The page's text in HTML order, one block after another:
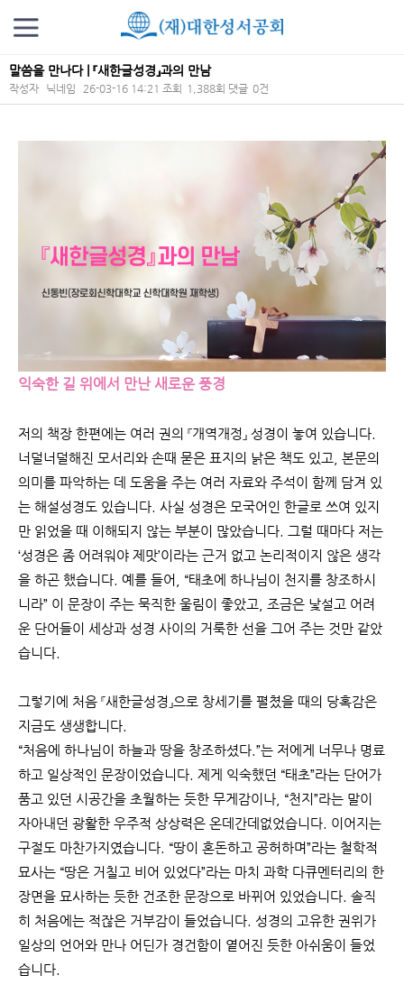
말씀을 만나다 | 『새한글성경』과의 만남
작성자 닉네임 26-03-16 14:21 조회 1,388회 댓글 0건
본문
익숙한 길 위에서 만난 새로운 풍경
저의 책장 한편에는 여러 권의 『개역개정』 성경이 놓여 있습니다.
너덜너덜해진 모서리와 손때 묻은 표지의 낡은 책도 있고, 본문의
의미를 파악하는 데 도움을 주는 여러 자료와 주석이 함께 담겨 있
는 해설성경도 있습니다. 사실 성경은 모국어인 한글로 쓰여 있지
만 읽었을 때 이해되지 않는 부분이 많았습니다. 그럴 때마다 저는
‘성경은 좀 어려워야 제맛’이라는 근거 없고 논리적이지 않은 생각
을 하곤 했습니다. 예를 들어, “태초에 하나님이 천지를 창조하시
니라” 이 문장이 주는 묵직한 울림이 좋았고, 조금은 낯설고 어려
운 단어들이 세상과 성경 사이의 거룩한 선을 그어 주는 것만 같았
습니다.
그렇기에 처음 『새한글성경』으로 창세기를 펼쳤을 때의 당혹감은
지금도 생생합니다.
“처음에 하나님이 하늘과 땅을 창조하셨다.”는 저에게 너무나 명료
하고 일상적인 문장이었습니다. 제게 익숙했던 “태초”라는 단어가
품고 있던 시공간을 초월하는 듯한 무게감이나, “천지”라는 말이
자아내던 광활한 우주적 상상력은 온데간데없었습니다. 이어지는
구절도 마찬가지였습니다. “땅이 혼돈하고 공허하며”라는 철학적
묘사는 “땅은 거칠고 비어 있었다”라는 마치 과학 다큐멘터리의 한
장면을 묘사하는 듯한 건조한 문장으로 바뀌어 있었습니다. 솔직
히 처음에는 적잖은 거부감이 들었습니다. 성경의 고유한 권위가
일상의 언어와 만나 어딘가 경건함이 옅어진 듯한 아쉬움이 들었
습니다.